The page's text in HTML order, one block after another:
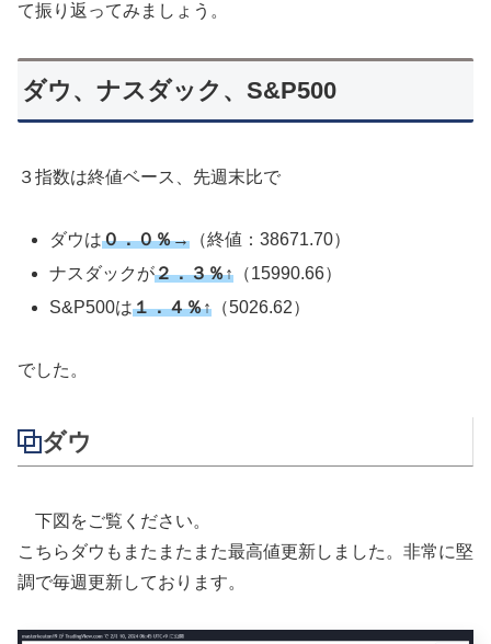
て振り返ってみましょう。
ダウ、ナスダック、S&P500
３指数は終値ベース、先週末比で
ダウは０．０％→ （終値：38671.70）
ナスダックが２．３％↑ （15990.66）
S&P500は１．４％↑ （5026.62）
でした。
ダウ
下図をご覧ください。
こちらダウもまたまたまた最高値更新しました。非常に堅
調で毎週更新しております。